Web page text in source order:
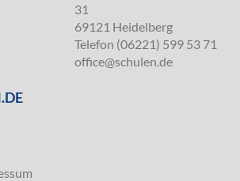
31
69121 Heidelberg
Telefon (06221) 599 53 71
office@schulen.de